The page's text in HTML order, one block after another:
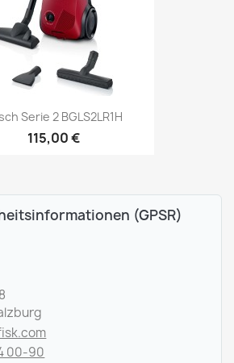
Serie 2 BGLS2LR1H
115,00 €
(GPSR)
00-90